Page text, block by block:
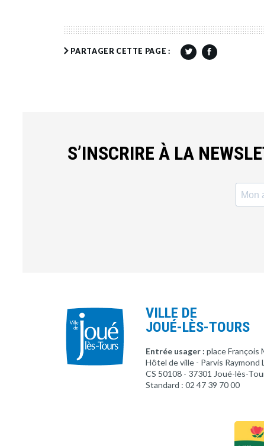
PARTAGER CETTE PAGE :
S’INSCRIRE À LA
VILLE DE
JOUÉ-LÈS-TOURS
Entrée usager : place François
Hôtel de ville - Parvis Raymond
CS 50108 - 37301 Joué-lès-
Standard : 02 47 39 70 00